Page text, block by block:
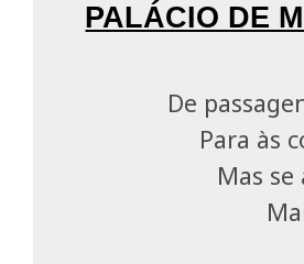
PALÁCIO DE
De
Para às
Mas